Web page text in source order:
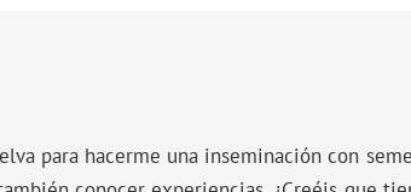
para hacerme una inseminación con